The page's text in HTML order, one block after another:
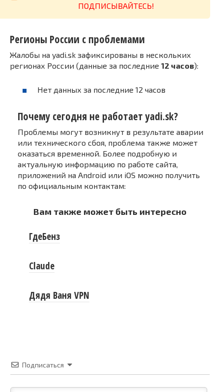
ПОДПИСЫВАЙТЕСЬ!
Регионы России с проблемами
Жалобы на yadi.sk зафиксированы в нескольких
регионах России (данные за последние 12 часов):
Нет данных за последние 12 часов
Почему сегодня не работает yadi.sk?
Проблемы могут возникнут в результате аварии
или технического сбоя, проблема также может
оказаться временной. Более подробную и
актуальную информацию по работе сайта,
приложений на Android или iOS можно получить
по официальным контактам:
Вам также может быть интересно
ГдеБенз
Claude
Дядя Ваня VPN
Подписаться